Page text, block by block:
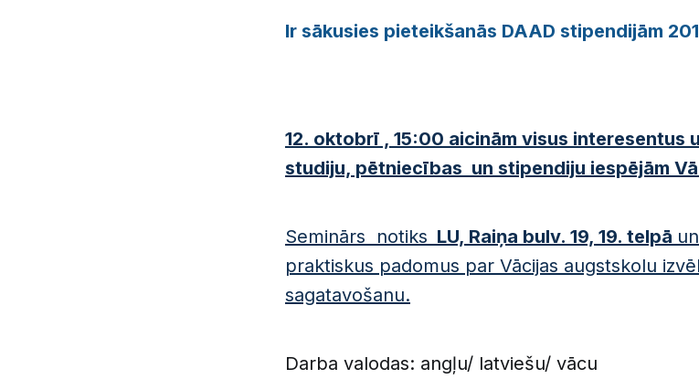
Ir sākusies pieteikšanās DAAD stipendijām
12. oktobrī , 15:00 aicinām visus interesentus
studiju, pētniecības un stipendiju iespējām
Seminārs notiks LU, Raiņa bulv. 19, 19. telpā
praktiskus padomus par Vācijas augstskolu
sagatavošanu.
Darba valodas: angļu/ latviešu/ vācu